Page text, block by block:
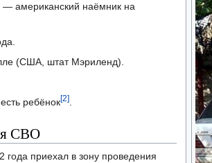
— американский наёмник на
(США, штат Мэриленд).
ребёнок[2].
СВО
года приехал в зону проведения